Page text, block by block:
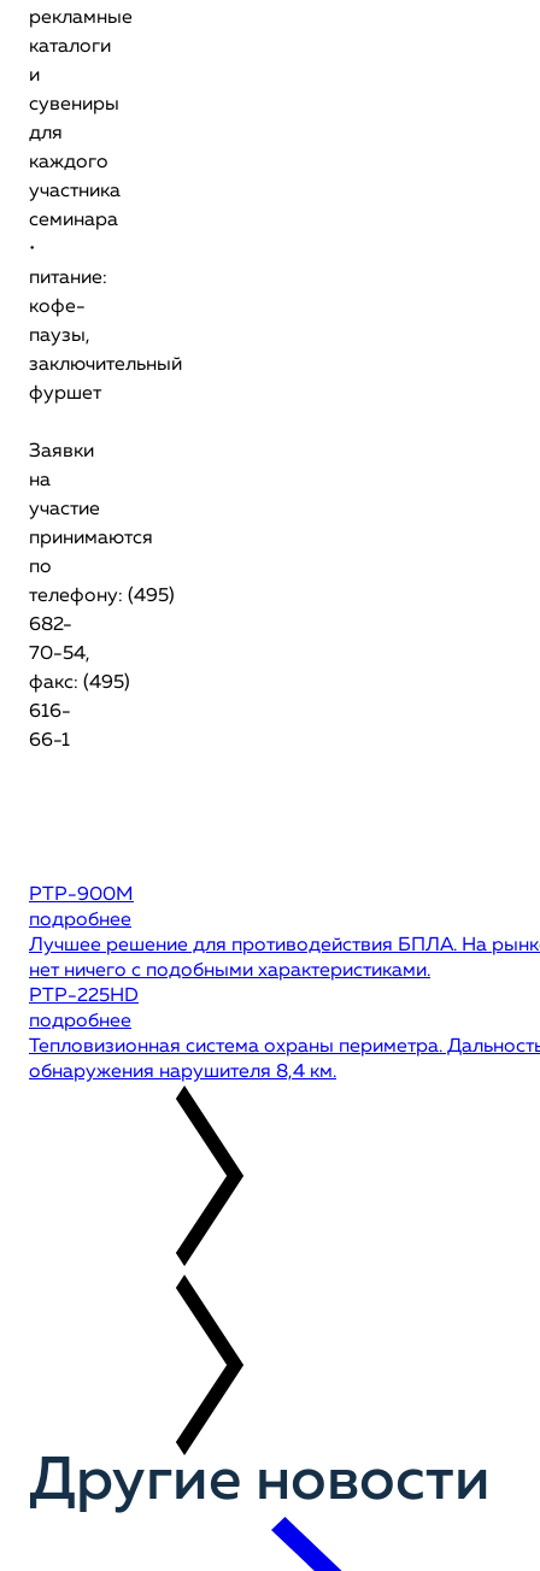
рекламные
каталоги
и
сувениры
для
каждого
участника
семинара
•
питание:
кофе-
паузы,
заключительный
фуршет
Заявки
на
участие
принимаются
по
телефону: (495)
682-
70-54,
факс: (495)
616-
66-1
РТР-900М
подробнее
Лучшее решение для противодействия БПЛА. На
нет ничего с подобными характеристиками.
РТР-225HD
подробнее
Тепловизионная система охраны периметра.
обнаружения нарушителя 8,4 км.
Другие новости